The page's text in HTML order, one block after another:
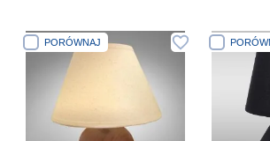
PORÓWNAJ